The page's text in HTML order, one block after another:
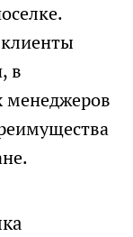
в
менеджеров